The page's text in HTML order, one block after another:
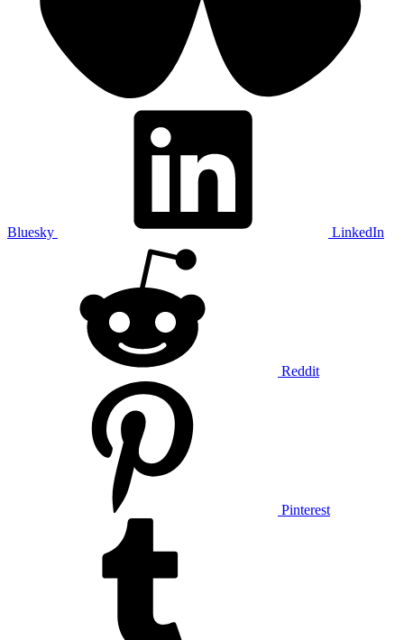
Bluesky LinkedIn
Reddit
Pinterest